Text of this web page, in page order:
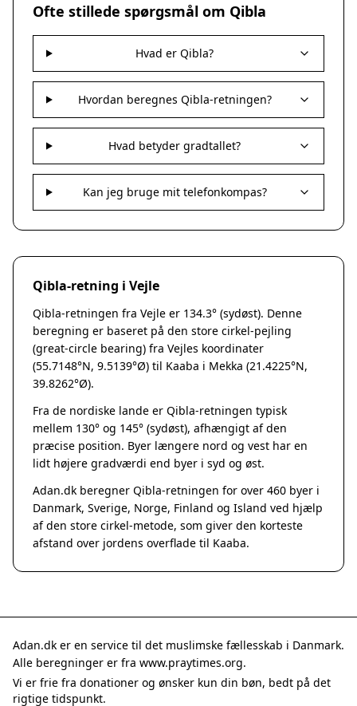
Nykøbing Sjælland
Præstø
Sorø
Stege
Svendstrup
Vordingborg
Assens
Bogense
Faaborg
Kerteminde
Middelfart
Munkebo
Rudkøbing
Ebeltoft
Galten
Grenaa
Hedensted
Hinnerup
Hobro
Mariager
Odder
Purhus
Rønde
Tranbjerg
Trustrup
Billund
Ofte stillede spørgsmål om Qibla
Hvad er Qibla?
Hvordan beregnes Qibla-retningen?
Hvad betyder gradtallet?
Kan jeg bruge mit telefonkompas?
Qibla-retning i Vejle
Qibla-retningen fra Vejle er 134.3° (sydøst). Denne
beregning er baseret på den store cirkel-pejling
(great-circle bearing) fra Vejles koordinater
(55.7148°N, 9.5139°Ø) til Kaaba i Mekka (21.4225°N,
39.8262°Ø).
Fra de nordiske lande er Qibla-retningen typisk
mellem 130° og 145° (sydøst), afhængigt af den
præcise position. Byer længere nord og vest har en
lidt højere gradværdi end byer i syd og øst.
Adan.dk beregner Qibla-retningen for over 460 byer i
Danmark, Sverige, Norge, Finland og Island ved hjælp
af den store cirkel-metode, som giver den korteste
afstand over jordens overflade til Kaaba.
Adan.dk er en service til det muslimske fællesskab i Danmark.
Alle beregninger er fra www.praytimes.org.
Vi er frie fra donationer og ønsker kun din bøn, bedt på det
rigtige tidspunkt.